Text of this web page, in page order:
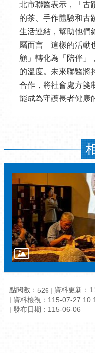
北市聯醫表示，「古
的茶、手作體驗和古
生活連結，幫助他們
屬而言，這樣的活動
顧」轉化為「陪伴」
的溫度。未來聯醫將
合作，將社會處方箋
能成為守護長者健康
點閱數： 526
資料更新：
資料檢視：115-07-27
發布日期：115-06-06